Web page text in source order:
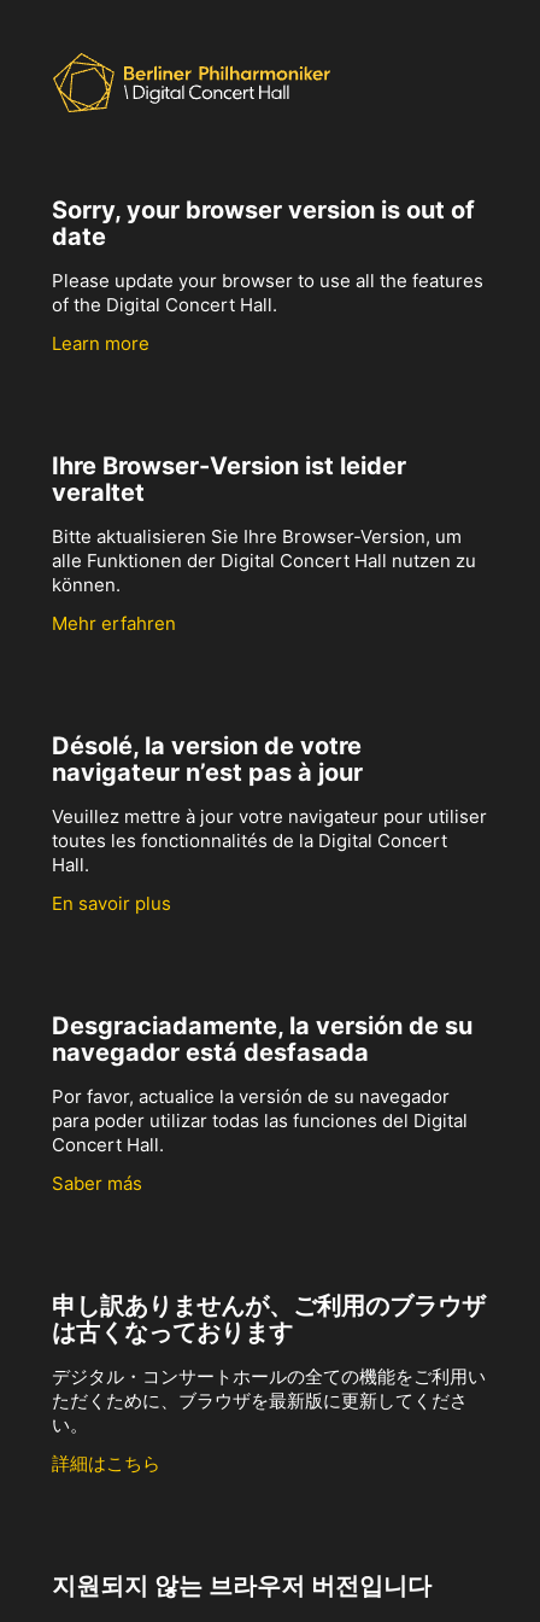
Sorry, your browser version is out of
date
Please update your browser to use all the features
of the Digital Concert Hall.
Learn more
Ihre Browser-Version ist leider
veraltet
Bitte aktualisieren Sie Ihre Browser-Version, um
alle Funktionen der Digital Concert Hall nutzen zu
können.
Mehr erfahren
Désolé, la version de votre
navigateur n’est pas à jour
Veuillez mettre à jour votre navigateur pour utiliser
toutes les fonctionnalités de la Digital Concert
Hall.
En savoir plus
Desgraciadamente, la versión de su
navegador está desfasada
Por favor, actualice la versión de su navegador
para poder utilizar todas las funciones del Digital
Concert Hall.
Saber más
申し訳ありませんが、ご利用のブラウザ
は古くなっております
デジタル・コンサートホールの全ての機能をご利用い
ただくために、ブラウザを最新版に更新してくださ
い。
詳細はこちら
지원되지 않는 브라우저 버전입니다